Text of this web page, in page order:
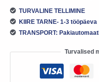
TURVALINE TELLIMINE
KIIRE TARNE- 1-3 tööpäeva
TRANSPORT:
Turvalised